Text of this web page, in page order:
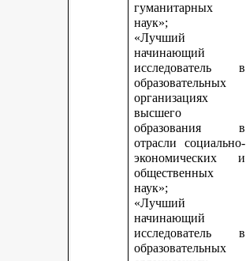
гуманитарных
наук»;
«Лучший
начинающий
исследователь в
образовательных
организациях
высшего
образования в
отрасли социально-
экономических и
общественных
наук»;
«Лучший
начинающий
исследователь в
образовательных